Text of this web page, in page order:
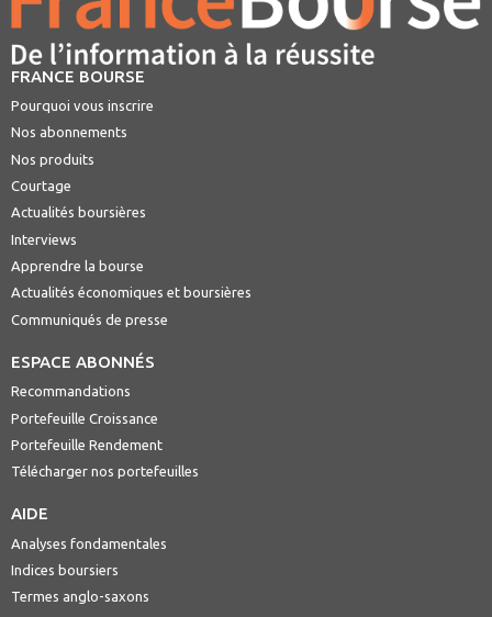
FRANCE BOURSE
Pourquoi vous inscrire
Nos abonnements
Nos produits
Courtage
Actualités boursières
Interviews
Apprendre la bourse
Actualités économiques et boursières
Communiqués de presse
ESPACE ABONNÉS
Recommandations
Portefeuille Croissance
Portefeuille Rendement
Télécharger nos portefeuilles
AIDE
Analyses fondamentales
Indices boursiers
Termes anglo-saxons